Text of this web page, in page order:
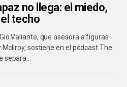
no llega: el miedo,
techo
Valiante, que asesora a figuras
sostiene en el pódcast The
separa…